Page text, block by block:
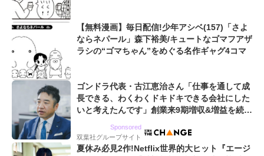
【無料漫画】毎日配信!少年アシベ(157)「さよ
ならネパール」森下裕美/キュートなゴマフアザ
ラシの“ゴマちゃん”をめぐる名作ギャグ4コマ
ゴンドラ代表・古江恵治さん「仕事を通して成
長できる、わくわくドキドキできる会社にした
いと考えたんです」創業来9期増収&増益を続け
Sponsored
双葉社グループサイト
夏休み必見2作!Netflix世界的大ヒット『エージ